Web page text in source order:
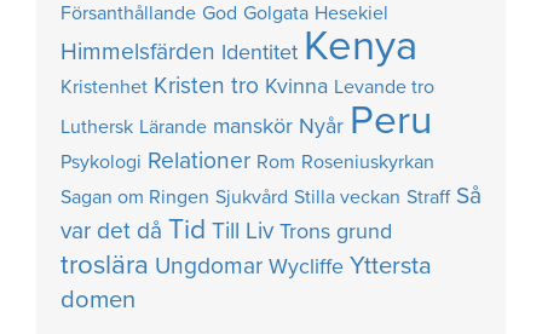
Försanthållande God Golgata Hesekiel
Himmelsfärden Identitet Kenya
Kristenhet Kristen tro Kvinna Levande tro
Luthersk Lärande manskör Nyår Peru
Psykologi Relationer Rom Roseniuskyrkan
Sagan om Ringen Sjukvård Stilla veckan Straff Så
var det då Tid Till Liv Trons grund
troslära Ungdomar Wycliffe Yttersta
domen